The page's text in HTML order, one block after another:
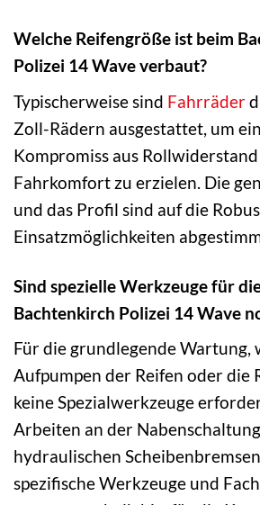
Welche Reifengröße ist beim
Polizei 14 Wave verbaut?
Typischerweise sind Fahrräder
Zoll-Rädern ausgestattet, um
Kompromiss aus
Fahrkomfort zu erzielen. Die
und das Profil sind auf die
Einsatzmöglichkeiten
Sind spezielle Werkzeuge für
Bachtenkirch Polizei 14 Wave
Für die grundlegende Wartung,
Aufpumpen der Reifen oder die
keine Spezialwerkzeuge
Arbeiten an der
hydraulischen
spezifische Werkzeuge und